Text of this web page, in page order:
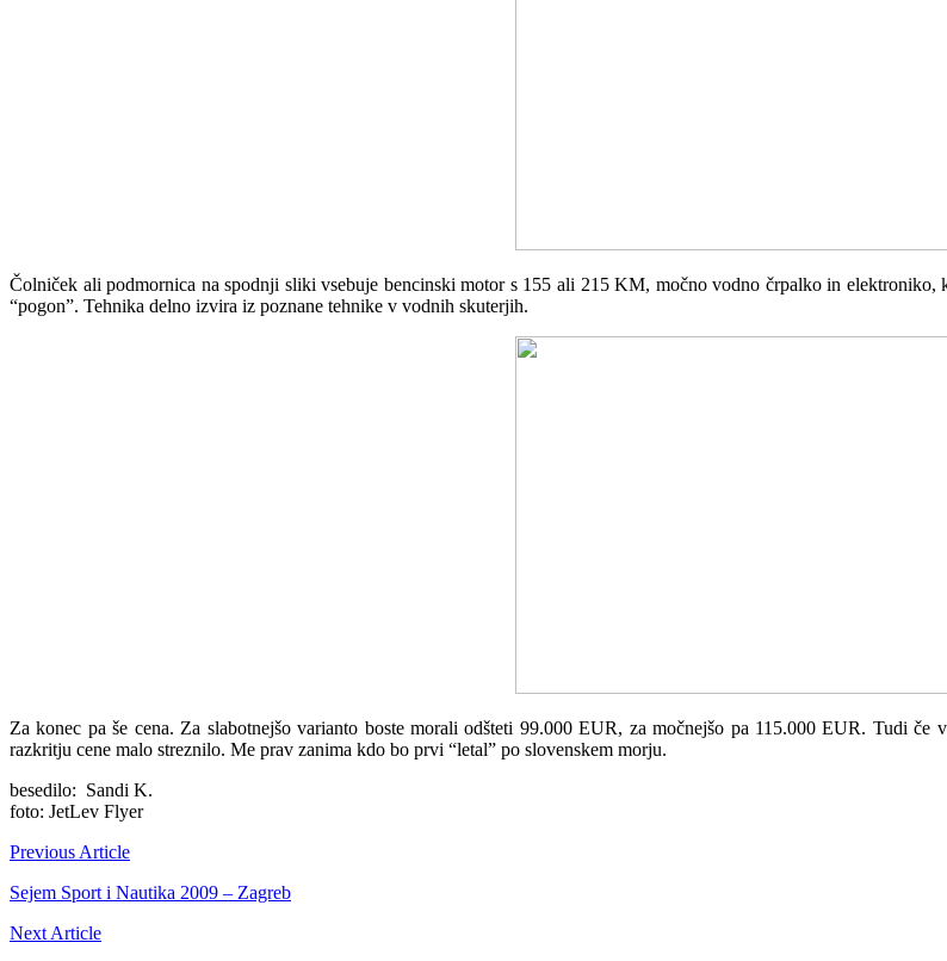
Čolniček ali podmornica na spodnji sliki vsebuje bencinski motor s 155 ali 215 KM, močno vodno črpalko in elektroniko,
“pogon”. Tehnika delno izvira iz poznane tehnike v vodnih skuterjih.
Za konec pa še cena. Za slabotnejšo varianto boste morali odšteti 99.000 EUR, za močnejšo pa 115.000 EUR. Tudi če
razkritju cene malo streznilo. Me prav zanima kdo bo prvi “letal” po slovenskem morju.
besedilo: Sandi K.
foto: JetLev Flyer
Previous Article
Sejem Sport i Nautika 2009 – Zagreb
Next Article